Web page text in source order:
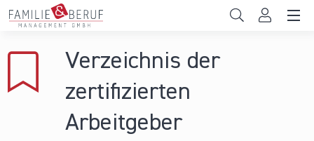
Direkt zum Inhalt
Gemeinden
Verzeichnis der
zertifizierten
Arbeitgeber